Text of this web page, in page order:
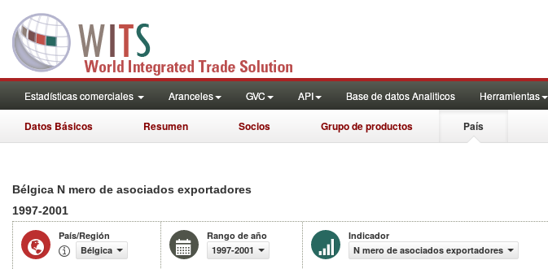
Estadísticas comerciales Aranceles GVC API Base de datos Analiticos Herramientas
Datos Básicos Resumen Socios Grupo de productos País
Bélgica N mero de asociados exportadores
1997-2001
País/Región
Bélgica
Rango de año
1997-2001
Indicador
N mero de asociados exportadores